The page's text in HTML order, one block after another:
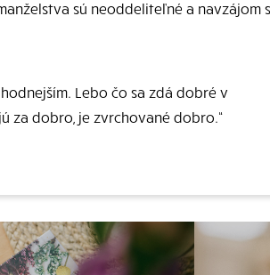
sú neoddeliteľné a navzájom
Lebo čo sa zdá dobré v
za dobro, je zvrchované dobro.“